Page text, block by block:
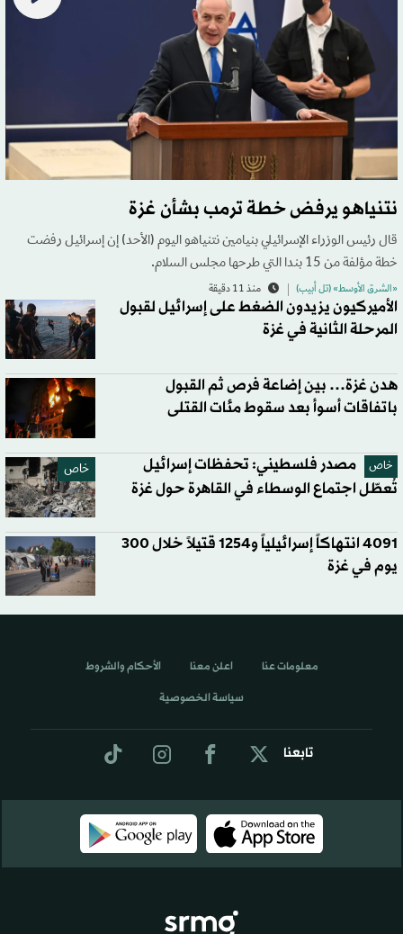
نتنياهو يرفض خطة ترمب بشأن غزة
قال رئيس الوزراء الإسرائيلي بنيامين نتنياهو اليوم (الأحد) إن إسرائيل رفضت
خطة مؤلفة من 15 بندا التي طرحها مجلس السلام.
«الشرق الأوسط» (تل أبيب) منذ 11 دقيقة
الأميركيون يزيدون الضغط على إسرائيل لقبول
المرحلة الثانية في غزة
هدن غزة… بين إضاعة فرص ثم القبول
باتفاقات أسوأ بعد سقوط مئات القتلى
خاص خاص
مصدر فلسطيني: تحفظات إسرائيل
تُعطّل اجتماع الوسطاء في القاهرة حول غزة
4091 انتهاكاً إسرائيلياً و1254 قتيلاً خلال 300
يوم في غزة
تابعنا
معلومات عنا اعلن معنا الأحكام والشروط
سياسة الخصوصية